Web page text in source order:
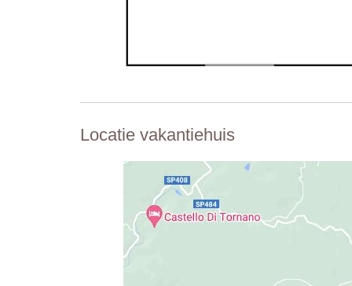
Locatie vakantiehuis